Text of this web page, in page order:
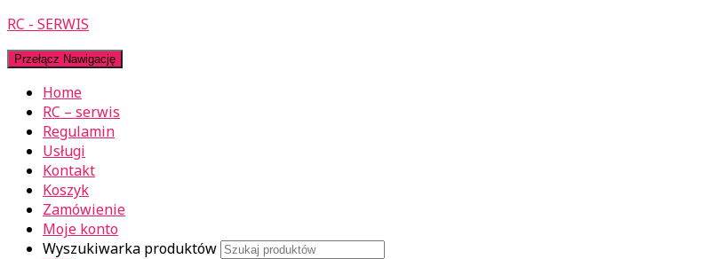
RC - SERWIS
Przełącz Nawigację
Home
RC – serwis
Regulamin
Usługi
Kontakt
Koszyk
Zamówienie
Moje konto
Wyszukiwarka produktów